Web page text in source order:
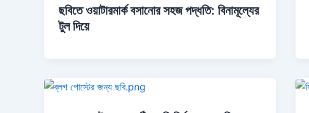
ছবিতে ওয়াটারমার্ক বসানোর সহজ পদ্ধতি: বিনামূল্যের
টুল দিয়ে